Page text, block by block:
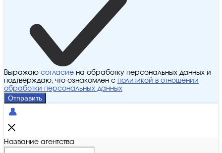
Выражаю согласие на обработку персональных данных и
подтверждаю, что ознакомлен с политикой в отношении
обработки персональных данных
Отправить
Название агентства